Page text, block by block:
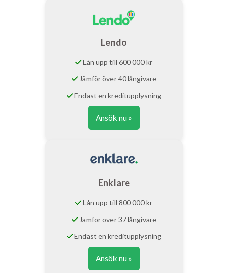
Lendo
Lån upp till 600 000 kr
Jämför över 40 långivare
Endast en kreditupplysning
Ansök nu »
Enklare
Lån upp till 800 000 kr
Jämför över 37 långivare
Endast en kreditupplysning
Ansök nu »